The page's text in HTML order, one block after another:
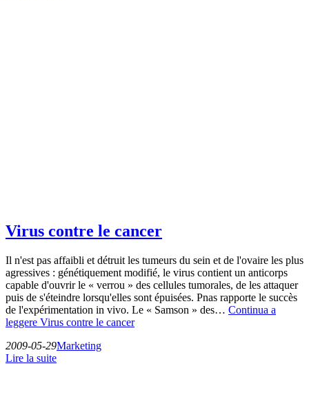
Virus contre le cancer
Il n'est pas affaibli et détruit les tumeurs du sein et de l'ovaire les plus
agressives : génétiquement modifié, le virus contient un anticorps
capable d'ouvrir le « verrou » des cellules tumorales, de les attaquer
puis de s'éteindre lorsqu'elles sont épuisées. Pnas rapporte le succès
de l'expérimentation in vivo. Le « Samson » des… Continua a
leggere Virus contre le cancer
2009-05-29Marketing
Lire la suite